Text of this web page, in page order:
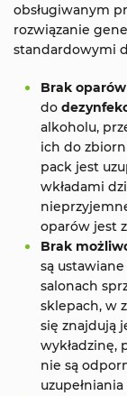
obsługiwanym
rozwiązanie
standardowymi
Brak
do
alkoholu,
ich do
pack jest
wkładami
oparów jest
Brak
są
salonach
sklepach, w
się znajdują
wykładzinę,
nie są